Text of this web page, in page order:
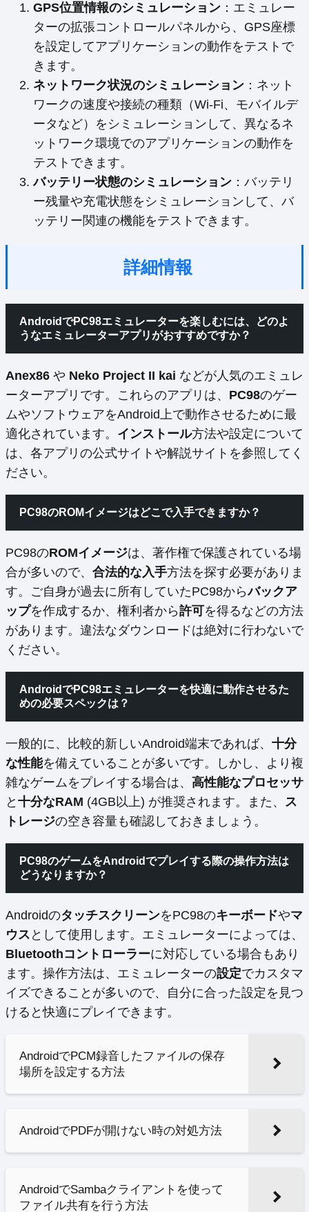
GPS位置情報のシミュレーション ：エミュレー
ターの拡張コントロールパネルから、GPS座標
を設定してアプリケーションの動作をテストで
きます。
ネットワーク状況のシミュレーション ：ネット
ワークの速度や接続の種類（Wi-Fi、モバイルデ
ータなど）をシミュレーションして、異なるネ
ットワーク環境でのアプリケーションの動作を
テストできます。
バッテリー状態のシミュレーション ：バッテリ
ー残量や充電状態をシミュレーションして、バ
ッテリー関連の機能をテストできます。
詳細情報
AndroidでPC98エミュレーターを楽しむには、どのよ
うなエミュレーターアプリがおすすめですか？
Anex86 や Neko Project II kai などが人気のエミュレ
ーターアプリです。これらのアプリは、 PC98のゲー
ムやソフトウェアをAndroid上で動作させるために最
適化されています。 インストール方法や設定について
は、各アプリの公式サイトや解説サイトを参照してく
ださい。
PC98のROMイメージはどこで入手できますか？
PC98のROMイメージは、著作権で保護されている場
合が多いので、 合法的な入手方法を探す必要がありま
す。ご自身が過去に所有していたPC98からバックア
ップを作成するか、権利者から許可を得るなどの方法
があります。違法なダウンロードは絶対に行わないで
ください。
AndroidでPC98エミュレーターを快適に動作させるた
めの必要スペックは？
一般的に、比較的新しいAndroid端末であれば、 十分
な性能を備えていることが多いです。しかし、より複
雑なゲームをプレイする場合は、 高性能なプロセッサ
と 十分なRAM (4GB以上) が推奨されます。また、 ス
トレージの空き容量も確認しておきましょう。
PC98のゲームをAndroidでプレイする際の操作方法は
どうなりますか？
AndroidのタッチスクリーンをPC98のキーボードやマ
ウス として使用します。エミュレーターによっては、
Bluetoothコントローラーに対応している場合もあり
ます。操作方法は、エミュレーターの設定でカスタマ
イズできることが多いので、自分に合った設定を見つ
けると快適にプレイできます。
AndroidでPCM録音したファイルの保存
場所を設定する方法
AndroidでPDFが開けない時の対処方法
AndroidでSambaクライアントを使って
ファイル共有を行う方法